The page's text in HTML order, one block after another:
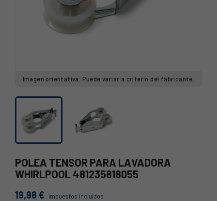
Imagen orientativa. Puede variar a criterio del fabricante.
POLEA TENSOR PARA LAVADORA
WHIRLPOOL 481235818055
19,98 € Impuestos incluidos